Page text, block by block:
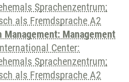
Sprachenzentrum;
als Fremdsprache A2
Management: Management
Center:
Sprachenzentrum;
als Fremdsprache A2